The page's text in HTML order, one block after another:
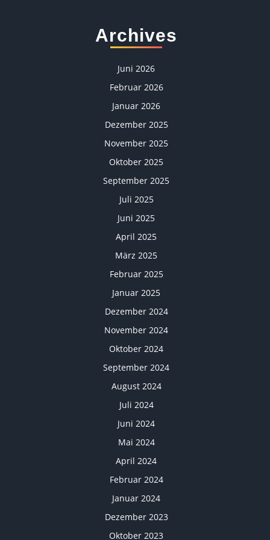
Archives
Juni 2026
Februar 2026
Januar 2026
Dezember 2025
November 2025
Oktober 2025
September 2025
Juli 2025
Juni 2025
April 2025
März 2025
Februar 2025
Januar 2025
Dezember 2024
November 2024
Oktober 2024
September 2024
August 2024
Juli 2024
Juni 2024
Mai 2024
April 2024
Februar 2024
Januar 2024
Dezember 2023
Oktober 2023